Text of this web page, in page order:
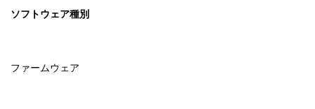
ソフトウェア種別
ファームウェア